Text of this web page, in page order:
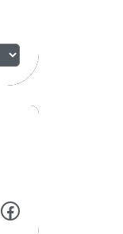
Facebook